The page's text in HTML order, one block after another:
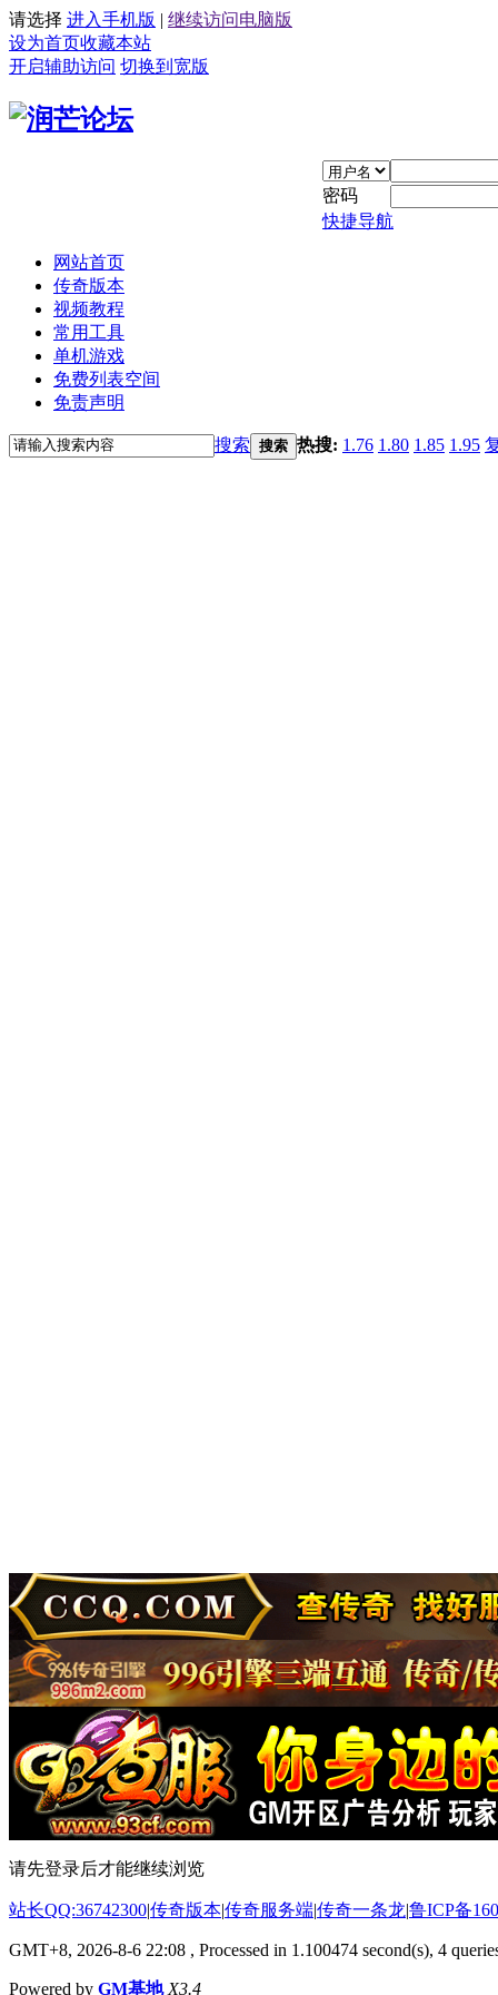
请选择 进入手机版 | 继续访问电脑版
设为首页收藏本站
开启辅助访问 切换到宽版
密码
快捷导航
网站首页
传奇版本
视频教程
常用工具
单机游戏
免费列表空间
免责声明
搜索 搜索 热搜: 1.76 1.80 1.85 1.95
请先登录后才能继续浏览
站长QQ:36742300|传奇版本|传奇服务端|传奇一条龙|鲁ICP备
GMT+8, 2026-8-6 22:08 , Processed in 1.100474 second(s), 4
Powered by GM基地 X3.4